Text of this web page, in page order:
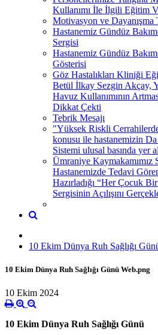
Kullanımı İle İlgili Eğitim
Motivasyon ve Dayanışma
Hastanemiz Gündüz
Sergisi
Hastanemiz Gündüz
Gösterisi
Göz Hastalıkları Kliniği
Betül İlkay Sezgin Akçay,
Havuz Kullanımının
Dikkat Çekti
Tebrik Mesajı
"Yüksek Riskli
konusu ile hastanemizin
Sistemi ulusal basında yer
Ümraniye
Hastanemizde Tedavi
Hazırladığı “Her Çocuk
Sergisinin Açılışını
10 Ekim Dünya Ruh Sağlığı
10 Ekim Dünya Ruh Sağlığı Günü Web.png
10 Ekim 2024
10 Ekim Dünya Ruh Sağlığı Günü